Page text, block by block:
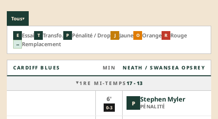
Tous▾
E Essai T Transfo. P Pénalité / Drop J Jaune O Orange R Rouge
↔ Remplacement
CARDIFF BLUES MIN NEATH / SWANSEA OPSREY
1RE MI-TEMPS 17 - 13
6'
0-3
P Stephen Myler
PÉNALITÉ